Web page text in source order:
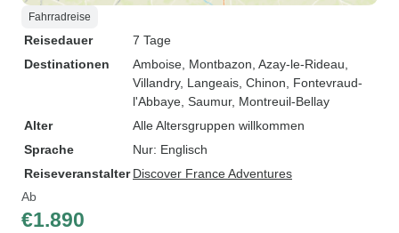
Fahrradreise
Reisedauer
7 Tage
Destinationen
Amboise , Montbazon , Azay-le-Rideau
Villandry, Langeais , Chinon , Fontevraud-
l'Abbaye , Saumur, Montreuil-Bellay
Alter
Alle Altersgruppen willkommen
Sprache
Nur: Englisch
Reiseveranstalter Discover France Adventures
Ab
€1.890